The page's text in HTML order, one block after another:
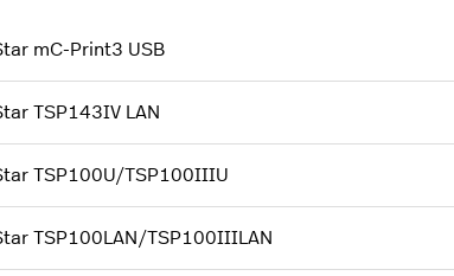
mC-Print3 USB
TSP143IV LAN
TSP100U/TSP100IIIU
TSP100LAN/TSP100IIILAN